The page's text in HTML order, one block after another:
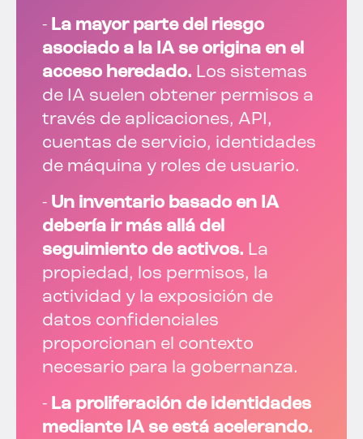
- La mayor parte del riesgo
asociado a la IA se origina en el
acceso heredado. Los sistemas
de IA suelen obtener permisos a
través de aplicaciones, API,
cuentas de servicio, identidades
de máquina y roles de usuario.
- Un inventario basado en IA
debería ir más allá del
seguimiento de activos. La
propiedad, los permisos, la
actividad y la exposición de
datos confidenciales
proporcionan el contexto
necesario para la gobernanza.
- La proliferación de identidades
mediante IA se está acelerando.